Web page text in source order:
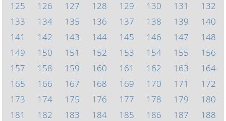
125
126 127 128 129 130 131
132
133
134 135 136 137 138 139
140
141
142 143 144 145 146 147
148
149
150 151 152 153 154 155
156
157
158 159 160 161 162 163
164
165
166 167 168 169 170 171
172
173
174 175 176 177 178 179
180
181
182 183 184 185 186 187
188